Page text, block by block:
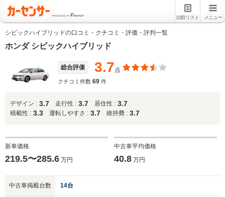
比較リスト メニュー
シビックハイブリッドの口コミ・クチコミ・評価・評判一覧
ホンダ シビックハイブリッド
総合評価 3.7点
クチコミ件数 69 件
デザイン : 3.7 走行性 : 3.7 居住性 : 3.7
積載性 : 3.3 運転しやすさ : 3.7 維持費 : 3.7
新車価格
219.5〜285.6 万円
中古車平均価格
40.8万円
中古車掲載台数 14台